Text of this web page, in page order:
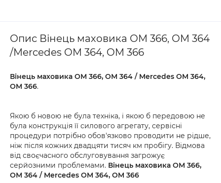
Опис Вінець маховика ОМ 366, ОМ 364
/Mercedes OM 364, OM 366
Вінець маховика ОМ 366, ОМ 364 / Mercedes OM 364,
OM 366.
Якою б новою не була техніка, і якою б передовою не
була конструкція її силового агрегату, сервісні
процедури потрібно обов'язково проводити не рідше,
ніж після кожних двадцяти тисяч км пробігу. Відмова
від своєчасного обслуговування загрожує
серйозними проблемами. Вінець маховика ОМ 366,
ОМ 364 / Mercedes OM 364, OM 366